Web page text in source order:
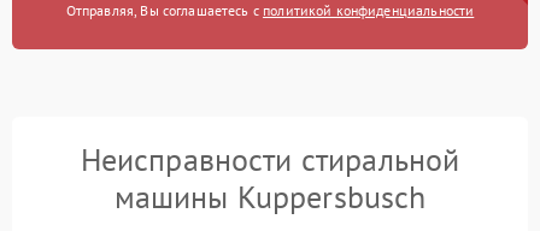
Отправляя, Вы соглашаетесь с политикой конфиденциальности
Неисправности стиральной
машины Kuppersbusch